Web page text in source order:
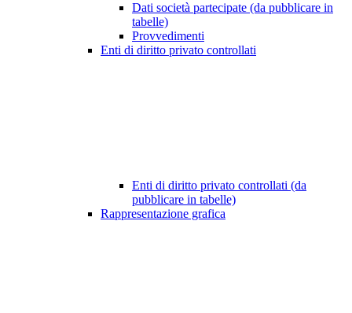
Dati società partecipate (da pubblicare in
tabelle)
Provvedimenti
Enti di diritto privato controllati
Enti di diritto privato controllati (da
pubblicare in tabelle)
Rappresentazione grafica